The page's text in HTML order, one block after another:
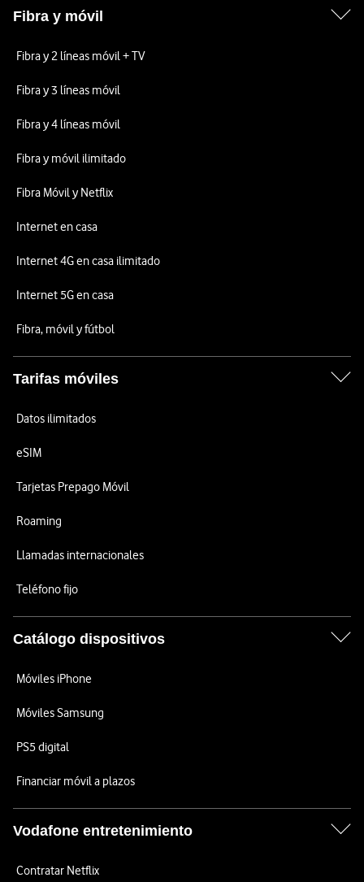
Fibra y móvil
Fibra y 2 líneas móvil + TV
Fibra y 3 líneas móvil
Fibra y 4 líneas móvil
Fibra y móvil ilimitado
Fibra Móvil y Netflix
Internet en casa
Internet 4G en casa ilimitado
Internet 5G en casa
Fibra, móvil y fútbol
Tarifas móviles
Datos ilimitados
eSIM
Tarjetas Prepago Móvil
Roaming
Llamadas internacionales
Teléfono fijo
Catálogo dispositivos
Móviles iPhone
Móviles Samsung
PS5 digital
Financiar móvil a plazos
Vodafone entretenimiento
Contratar Netflix